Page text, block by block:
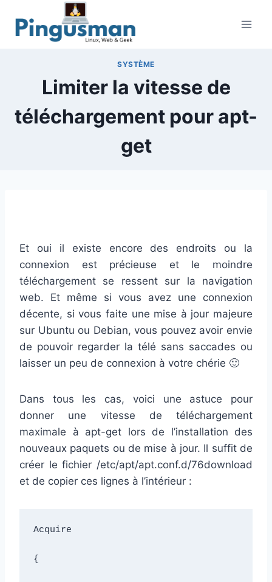
contenu
SYSTÈME
Limiter la vitesse de
téléchargement pour apt-
get
Et oui il existe encore des endroits ou la
connexion est précieuse et le moindre
téléchargement se ressent sur la navigation
web. Et même si vous avez une connexion
décente, si vous faite une mise à jour majeure
sur Ubuntu ou Debian, vous pouvez avoir envie
de pouvoir regarder la télé sans saccades ou
laisser un peu de connexion à votre chérie 🙂
Dans tous les cas, voici une astuce pour
donner une vitesse de téléchargement
maximale à apt-get lors de l’installation des
nouveaux paquets ou de mise à jour. Il suffit de
créer le fichier /etc/apt/apt.conf.d/76download
et de copier ces lignes à l’intérieur :
Acquire
{